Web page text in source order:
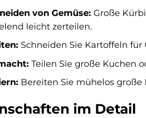
von Gemüse: Große
leicht zerteilen.
Schneiden Sie Kartoffeln
Teilen Sie große Kuchen
Bereiten Sie mühelos große
im Detail